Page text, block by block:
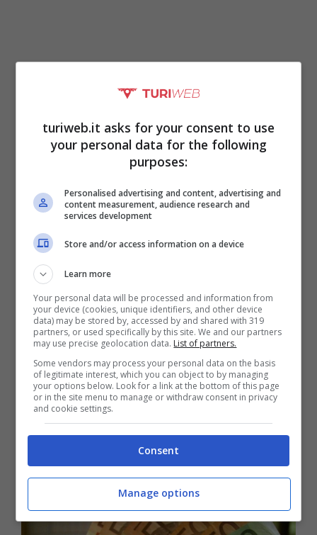
Non deve e non può sorprendere, dunque, il
primo posto ottenuto abbastanza facilmente
dalla
di 33.452 euro all’anno, grazie, soprattutto, al
ruolo di Milano. Un caso emblematico dove,
se si guadagna bene (ma veramente bene)
si vive benissimo. Altrimenti… Più
sorprendente il secondo posto ottenuto dal
Lazio,con uno stipendio medio, nel 2022, di
32.360 euro. Al terzo posto si assesta invece
la
retribuzione annua.
turiweb.it asks for your consent to use
your personal data for the following
purposes:
Personalised advertising and content, advertising and
content measurement, audience research and
services development
Store and/or access information on a device
Learn more
Your personal data will be processed and information from
your device (cookies, unique identifiers, and other device
data) may be stored by, accessed by and shared with 319
partners, or used specifically by this site. We and our partners
may use precise geolocation data. List of partners.
Some vendors may process your personal data on the basis
of legitimate interest, which you can object to by managing
your options below. Look for a link at the bottom of this page
or in the site menu to manage or withdraw consent in privacy
and cookie settings.
Consent
Manage options